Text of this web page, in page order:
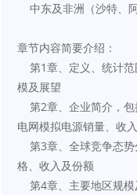
中东及非洲（沙特
章节内容简要介绍：
    第1章、定义、统计范围、产品分类、应用等介绍，全球总体规
模及展望
    第2章、企业简介，包括企业基本情况、主营业务及主要产品、
电网模拟电源销量、收
    第3章、全球竞争态势分析，主要企业电网模拟电源销量、价
格、收入及份额
第4章、主要地区规